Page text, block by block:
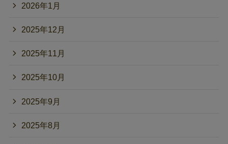
2026年1月
2025年12月
2025年11月
2025年10月
2025年9月
2025年8月